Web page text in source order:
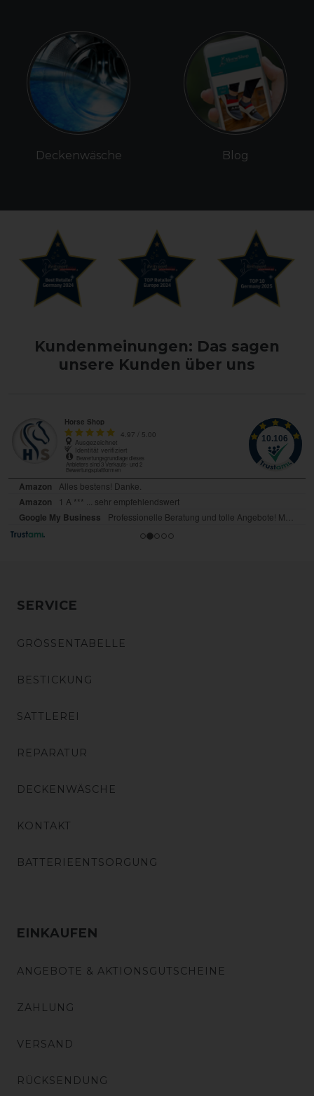
Deckenwäsche Blog
Kundenmeinungen: Das sagen
unsere Kunden über uns
SERVICE
GRÖSSENTABELLE
BESTICKUNG
SATTLEREI
REPARATUR
DECKENWÄSCHE
KONTAKT
BATTERIEENTSORGUNG
EINKAUFEN
ANGEBOTE & AKTIONSGUTSCHEINE
ZAHLUNG
VERSAND
RÜCKSENDUNG